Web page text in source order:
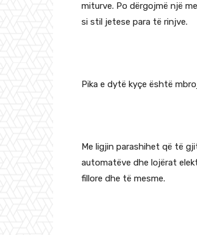
miturve. Po dërgojmë një
si stil jetese para të rinjve.
Pika e dytë kyçe është
Me ligjin parashihet që të
automatëve dhe lojërat
fillore dhe të mesme.